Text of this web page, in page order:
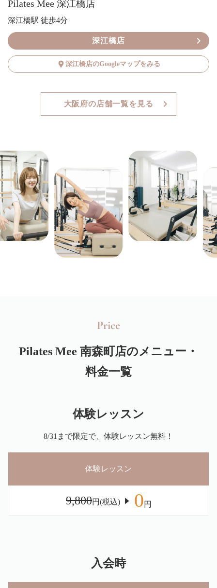
Pilates Mee 深江橋店
深江橋駅 徒歩4分
深江橋店
深江橋店のGoogleマップをみる
大阪府の店舗一覧を見る
Price
Pilates Mee 南森町店のメニュー・
料金一覧
体験レッスン
8/31まで限定で、体験レッスン無料！
体験レッスン
9,800円(税込) 0円
入会時